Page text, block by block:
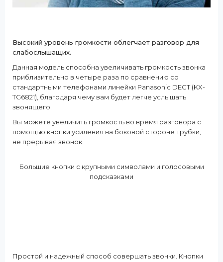
Высокий уровень громкости облегчает разговор для
слабослышащих.
Данная модель способна увеличивать громкость звонка
приблизительно в четыре раза по сравнению со
стандартными телефонами линейки Panasonic DECT (KX-
TG6821), благодаря чему вам будет легче услышать
звонящего.
Вы можете увеличить громкость во время разговора с
помощью кнопки усиления на боковой стороне трубки,
не прерывая звонок.
Большие кнопки с крупными символами и голосовыми
подсказками
Простой и надежный способ совершать звонки. Кнопки